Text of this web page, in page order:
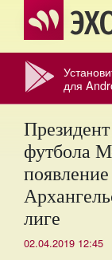
для
футбола
лиге
02.04.2019 12:45